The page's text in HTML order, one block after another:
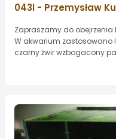
043l - Przemysław
Zapraszamy do obejrzenia
W akwarium zastosowano
czarny żwir wzbogacony